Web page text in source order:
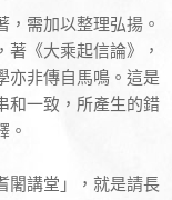
需加以整理弘揚。
《大乘起信論》，
亦非傳自馬鳴。這是
和一致，所產生的錯
。
闍講堂」，就是請長